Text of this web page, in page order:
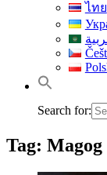
ไทย
Search for:
Tag: Magog